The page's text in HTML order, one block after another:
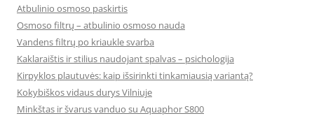
Atbulinio osmoso paskirtis
Osmoso filtrų – atbulinio osmoso nauda
Vandens filtrų po kriaukle svarba
Kaklaraištis ir stilius naudojant spalvas – psichologija
Kirpyklos plautuvės: kaip išsirinkti tinkamiausią variantą?
Kokybiškos vidaus durys Vilniuje
Minkštas ir švarus vanduo su Aquaphor S800